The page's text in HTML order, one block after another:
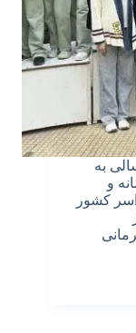
به
و
کشور